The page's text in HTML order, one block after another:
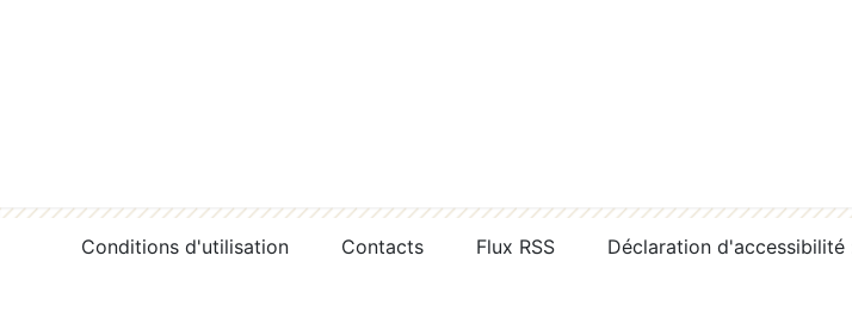
Conditions d'utilisation Contacts Flux RSS Déclaration